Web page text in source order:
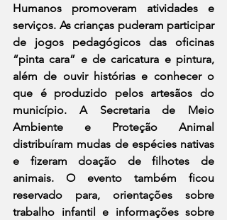
Humanos promoveram atividades e
serviços. As crianças puderam participar
de jogos pedagógicos das oficinas
“pinta cara” e de caricatura e pintura,
além de ouvir histórias e conhecer o
que é produzido pelos artesãos do
município. A Secretaria de Meio
Ambiente e Proteção Animal
distribuíram mudas de espécies nativas
e fizeram doação de filhotes de
animais. O evento também ficou
reservado para, orientações sobre
trabalho infantil e informações sobre